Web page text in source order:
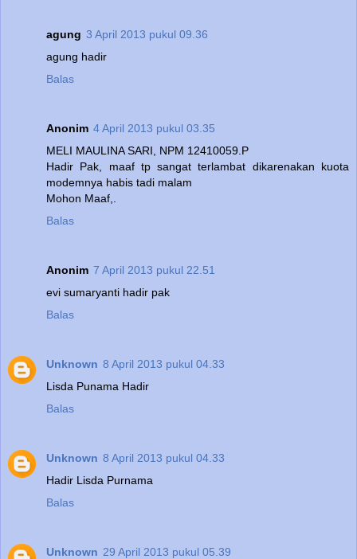
agung 3 April 2013 pukul 09.36
agung hadir
Balas
Anonim 4 April 2013 pukul 03.35
MELI MAULINA SARI, NPM 12410059.P
Hadir Pak, maaf tp sangat terlambat dikarenakan kuota
modemnya habis tadi malam
Mohon Maaf,.
Balas
Anonim 7 April 2013 pukul 22.51
evi sumaryanti hadir pak
Balas
Unknown 8 April 2013 pukul 04.33
Lisda Punama Hadir
Balas
Unknown 8 April 2013 pukul 04.33
Hadir Lisda Purnama
Balas
Unknown 29 April 2013 pukul 05.39